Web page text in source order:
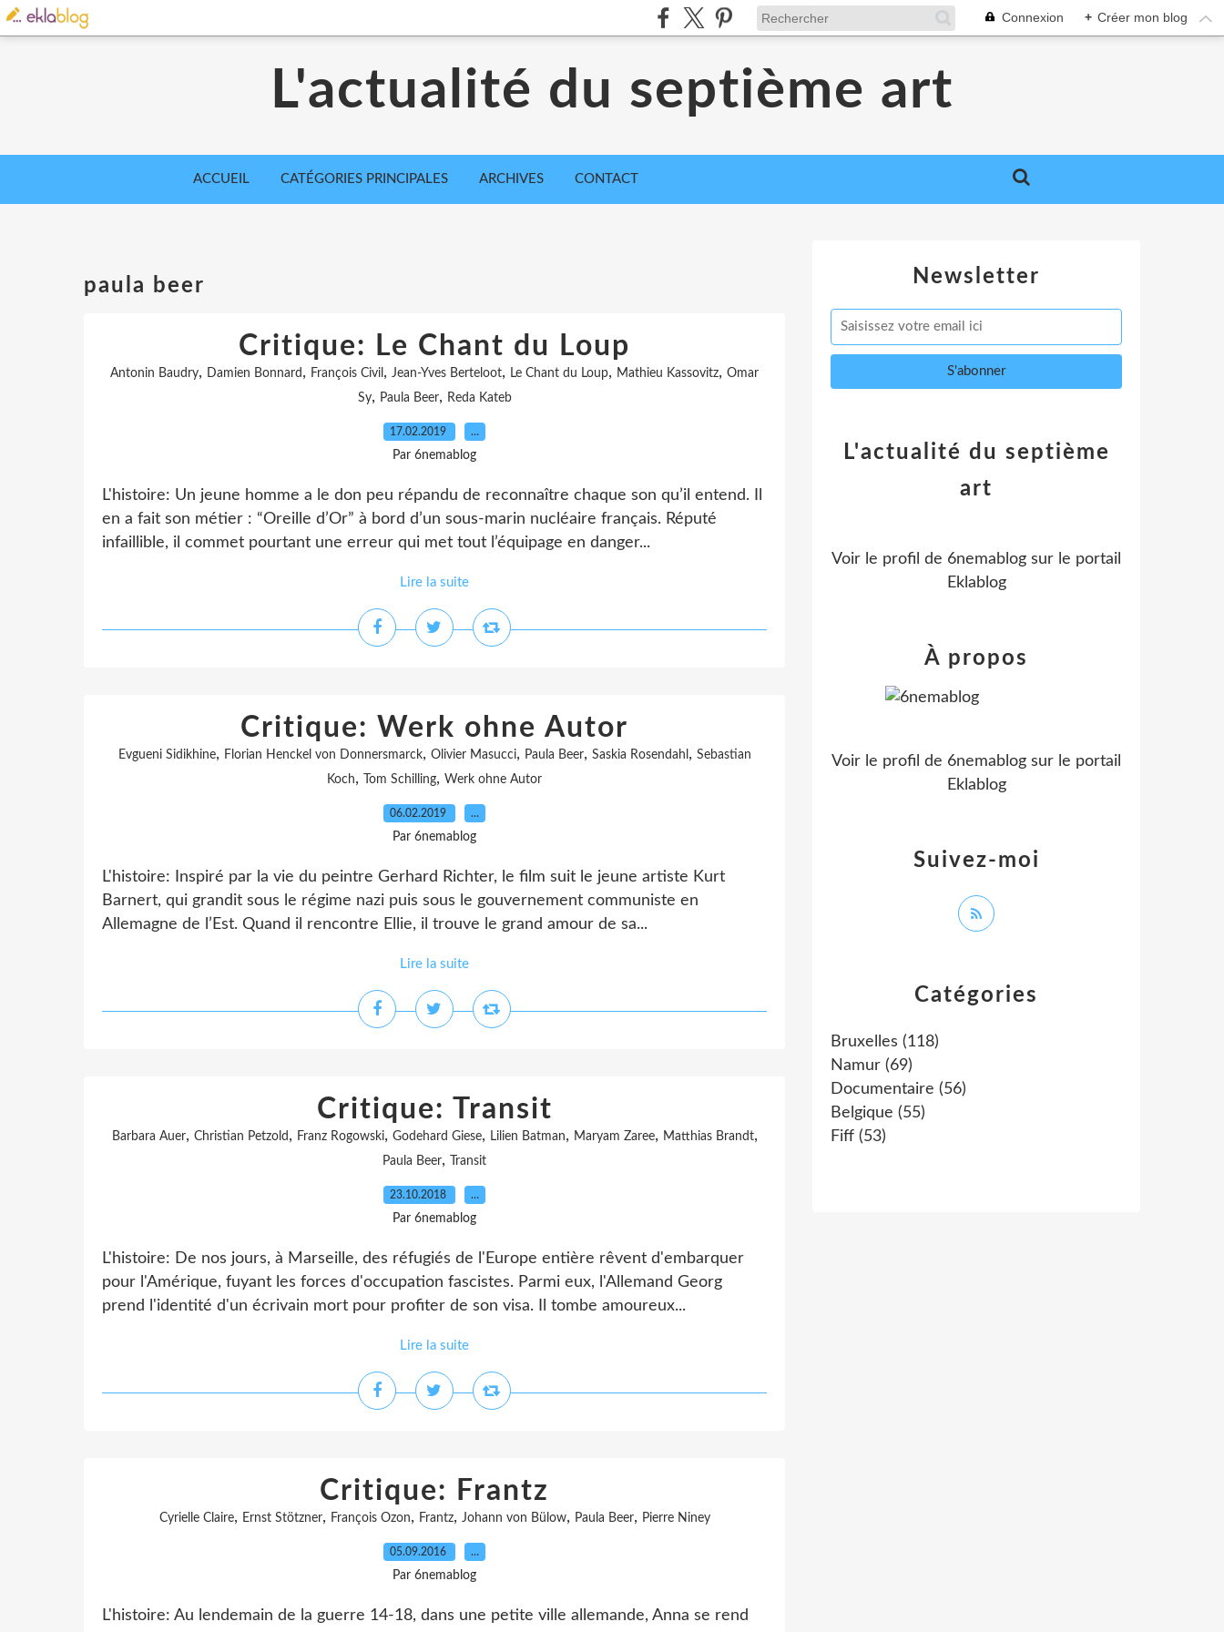
Connexion + Créer mon blog
L'actualité du septième art
ACCUEIL CATÉGORIES PRINCIPALES ARCHIVES CONTACT
paula beer
Critique: Le Chant du Loup
Antonin Baudry, Damien Bonnard , François Civil , Jean-Yves Berteloot, Le Chant du Loup, Mathieu Kassovitz, Omar
Sy, Paula Beer, Reda Kateb
17.02.2019 …
Par 6nemablog
L'histoire: Un jeune homme a le don peu répandu de reconnaître chaque son qu’il entend. Il
en a fait son métier : “Oreille d’Or” à bord d’un sous-marin nucléaire français. Réputé
infaillible, il commet pourtant une erreur qui met tout l’équipage en danger...
Lire la suite
Critique: Werk ohne Autor
Evgueni Sidikhine, Florian Henckel von Donnersmarck, Olivier Masucci, Paula Beer, Saskia Rosendahl , Sebastian
Koch, Tom Schilling, Werk ohne Autor
06.02.2019 …
Par 6nemablog
L'histoire: Inspiré par la vie du peintre Gerhard Richter, le film suit le jeune artiste Kurt
Barnert, qui grandit sous le régime nazi puis sous le gouvernement communiste en
Allemagne de l’Est. Quand il rencontre Ellie, il trouve le grand amour de sa...
Lire la suite
Critique: Transit
Barbara Auer, Christian Petzold , Franz Rogowski, Godehard Giese, Lilien Batman, Maryam Zaree, Matthias Brandt,
Paula Beer, Transit
23.10.2018 …
Par 6nemablog
L'histoire: De nos jours, à Marseille, des réfugiés de l'Europe entière rêvent d'embarquer
pour l'Amérique, fuyant les forces d'occupation fascistes. Parmi eux, l'Allemand Georg
prend l'identité d'un écrivain mort pour profiter de son visa. Il tombe amoureux...
Lire la suite
Critique: Frantz
Cyrielle Claire, Ernst Stötzner, François Ozon, Frantz, Johann von Bülow, Paula Beer, Pierre Niney
05.09.2016 …
Par 6nemablog
L'histoire: Au lendemain de la guerre 14-18, dans une petite ville allemande, Anna se rend
Newsletter
Catégories
Bruxelles (118)
Namur (69)
Documentaire (56)
Belgique (55)
Fiff (53)
L'actualité du septième
art
Voir le profil de 6nemablog sur le portail
Eklablog
Suivez-moi
À propos
Voir le profil de 6nemablog sur le portail
Eklablog